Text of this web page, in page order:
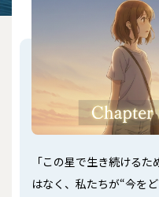
「この星で生き続ける
はなく、私たちが“今を